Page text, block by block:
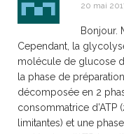
20 mai
Bonjour.
Cependant, la
molécule de glucose
la phase de
décomposée en 2
consommatrice
limitantes) et une